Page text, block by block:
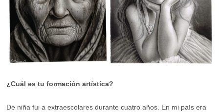
¿Cuál es tu formación artística?
De niña fui a extraescolares durante cuatro años. En mi país era